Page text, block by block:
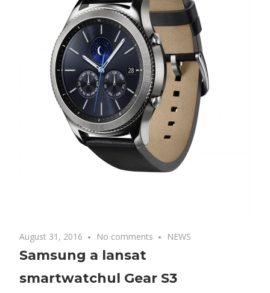
August 31, 2016 No comments NEWS
Samsung a lansat
smartwatchul Gear S3